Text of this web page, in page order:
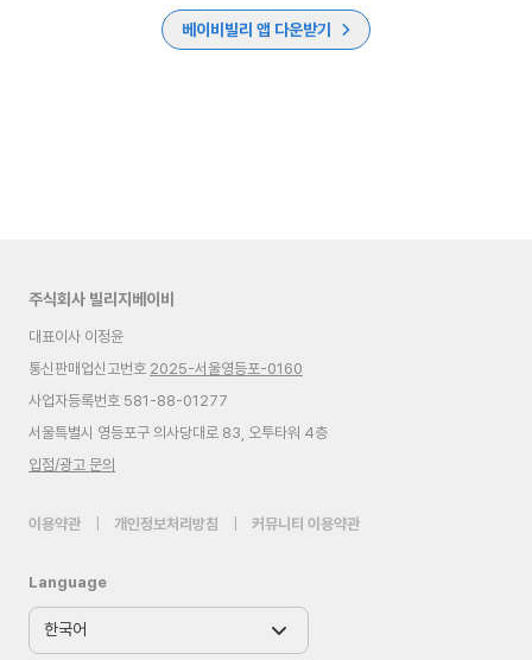
베이비빌리 앱 다운받기
주식회사 빌리지베이비
대표이사 이정윤
통신판매업신고번호 2025-서울영등포-0160
사업자등록번호 581-88-01277
서울특별시 영등포구 의사당대로 83, 오투타워 4층
입점/광고 문의
이용약관 개인정보처리방침 커뮤니티 이용약관
Language